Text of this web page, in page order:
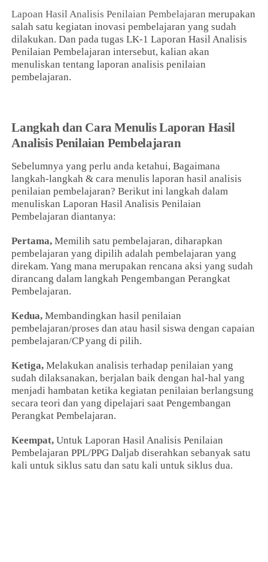
Lapoan Hasil Analisis Penilaian Pembelajaran merupakan
salah satu kegiatan inovasi pembelajaran yang sudah
dilakukan. Dan pada tugas LK-1 Laporan Hasil Analisis
Penilaian Pembelajaran intersebut, kalian akan
menuliskan tentang laporan analisis penilaian
pembelajaran.
Langkah dan Cara Menulis Laporan Hasil
Analisis Penilaian Pembelajaran
Sebelumnya yang perlu anda ketahui, Bagaimana
langkah-langkah & cara menulis laporan hasil analisis
penilaian pembelajaran? Berikut ini langkah dalam
menuliskan Laporan Hasil Analisis Penilaian
Pembelajaran diantanya:
Pertama, Memilih satu pembelajaran, diharapkan
pembelajaran yang dipilih adalah pembelajaran yang
direkam. Yang mana merupakan rencana aksi yang sudah
dirancang dalam langkah Pengembangan Perangkat
Pembelajaran.
Kedua, Membandingkan hasil penilaian
pembelajaran/proses dan atau hasil siswa dengan capaian
pembelajaran/CP yang di pilih.
Ketiga, Melakukan analisis terhadap penilaian yang
sudah dilaksanakan, berjalan baik dengan hal-hal yang
menjadi hambatan ketika kegiatan penilaian berlangsung
secara teori dan yang dipelajari saat Pengembangan
Perangkat Pembelajaran.
Keempat, Untuk Laporan Hasil Analisis Penilaian
Pembelajaran PPL/PPG Daljab diserahkan sebanyak satu
kali untuk siklus satu dan satu kali untuk siklus dua.